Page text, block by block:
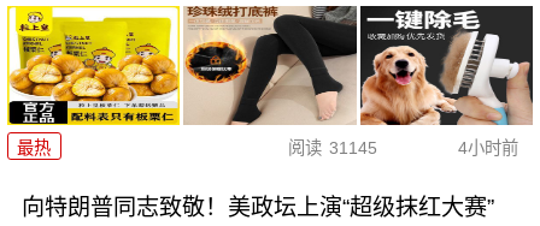
最热 阅读 31145 4小时前
向特朗普同志致敬！美政坛上演“超级抹红大赛”